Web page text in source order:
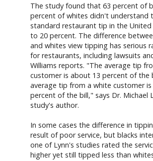
The study found that 63 percent of
percent of whites didn't understand
standard restaurant tip in the United
to 20 percent. The difference
and whites view tipping has serious
for restaurants, including lawsuits
Williams reports. "The average tip
customer is about 13 percent of the
average tip from a white customer
percent of the bill," says Dr. Michael
study's author.
In some cases the difference in
result of poor service, but blacks
one of Lynn's studies rated the
higher yet still tipped less than